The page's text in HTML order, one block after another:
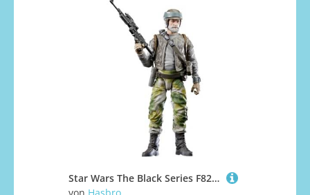
Star Wars The Black Series F82855L0 Figurine Pour Enfant